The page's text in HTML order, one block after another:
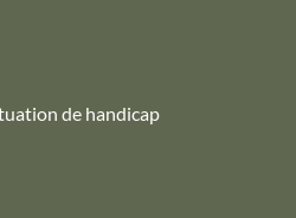
de handicap